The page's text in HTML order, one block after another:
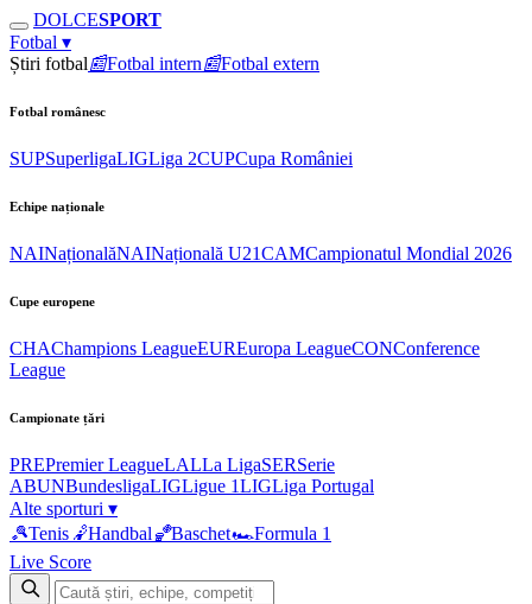
DOLCESPORT
Fotbal ▾
Știri fotbal📰Fotbal intern📰Fotbal extern
Fotbal românesc
SUPSuperligaLIGLiga 2CUPCupa României
Echipe naționale
NAINaționalăNAINațională U21CAMCampionatul Mondial 2026
Cupe europene
CHAChampions LeagueEUREuropa LeagueCONConference
League
Campionate țări
PREPremier LeagueLALLa LigaSERSerie
ABUNBundesligaLIGLigue 1LIGLiga Portugal
Alte sporturi ▾
🎾Tenis 🤾Handbal🏀Baschet🏎Formula 1
Live Score